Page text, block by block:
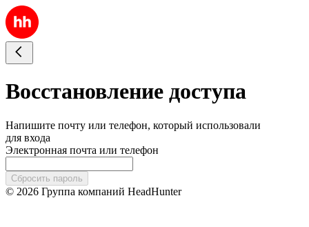
Восстановление доступа
Напишите почту или телефон, который использовали
для входа
Электронная почта или телефон
Сбросить пароль
© 2026 Группа компаний HeadHunter